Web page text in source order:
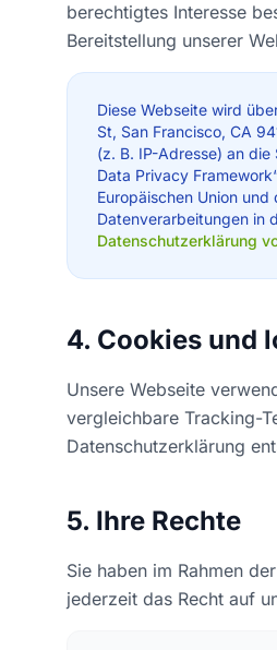
berechtigtes Interesse
Bereitstellung unserer
Diese Webseite wird
St, San Francisco, CA
(z. B. IP-Adresse) an
Data Privacy
Europäischen Union
Datenverarbeitungen in
Datenschutzerklärung
4. Cookies und
Unsere Webseite
vergleichbare Tracking-
Datenschutzerklärung
5. Ihre Rechte
Sie haben im Rahmen
jederzeit das Recht auf